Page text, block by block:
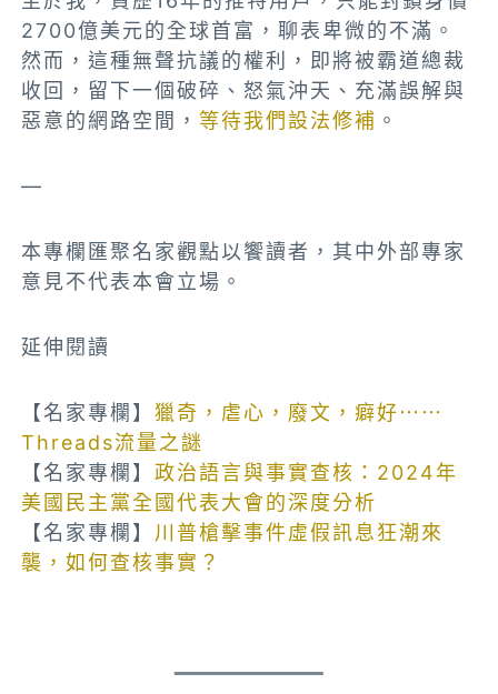
2700億美元的全球首富，聊表卑微的不滿。
然而，這種無聲抗議的權利，即將被霸道總裁
收回，留下一個破碎、怒氣沖天、充滿誤解與
惡意的網路空間， 等待我們設法修補 。
—
本專欄匯聚名家觀點以饗讀者，其中外部專家
意見不代表本會立場。
延伸閱讀
【名家專欄】獵奇，虐心，廢文，癖好⋯⋯
Threads流量之謎
【名家專欄】政治語言與事實查核：2024年
美國民主黨全國代表大會的深度分析
【名家專欄】 川普槍擊事件虛假訊息狂潮來
襲，如何查核事實？